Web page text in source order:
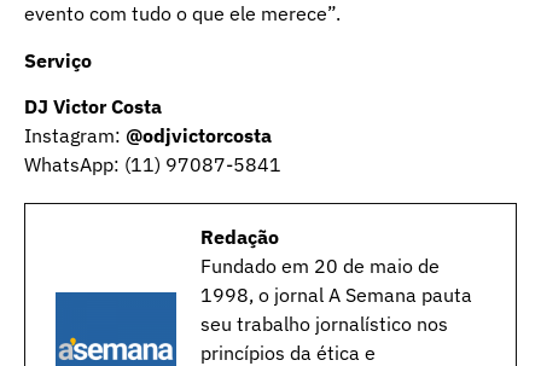
evento com tudo o que ele merece”.
Serviço
DJ Victor Costa
Instagram: @odjvictorcosta
WhatsApp: (11) 97087-5841
Redação
Fundado em 20 de maio de
1998, o jornal A Semana pauta
seu trabalho jornalístico nos
princípios da ética e